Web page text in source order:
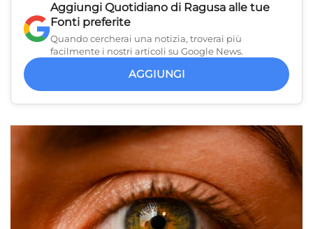
Aggiungi Quotidiano di Ragusa alle tue
Fonti preferite
Quando cercherai una notizia, troverai più
facilmente i nostri articoli su Google News.
AGGIUNGI